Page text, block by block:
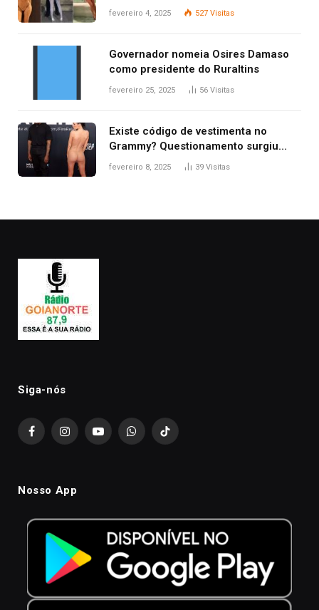
West que apareceu nua no Grammy
fevereiro 4, 2025 527 Visitas
Governador nomeia Osires Damaso
como presidente do Ruraltins
fevereiro 25, 2025 56 Visitas
Existe código de vestimenta no
Grammy? Questionamento surgiu
após Bianca Censori, mulher de
fevereiro 8, 2025 39 Visitas
Siga-nós
FacebookInstagramYouTubeWhatsAppTikTok
Nosso App